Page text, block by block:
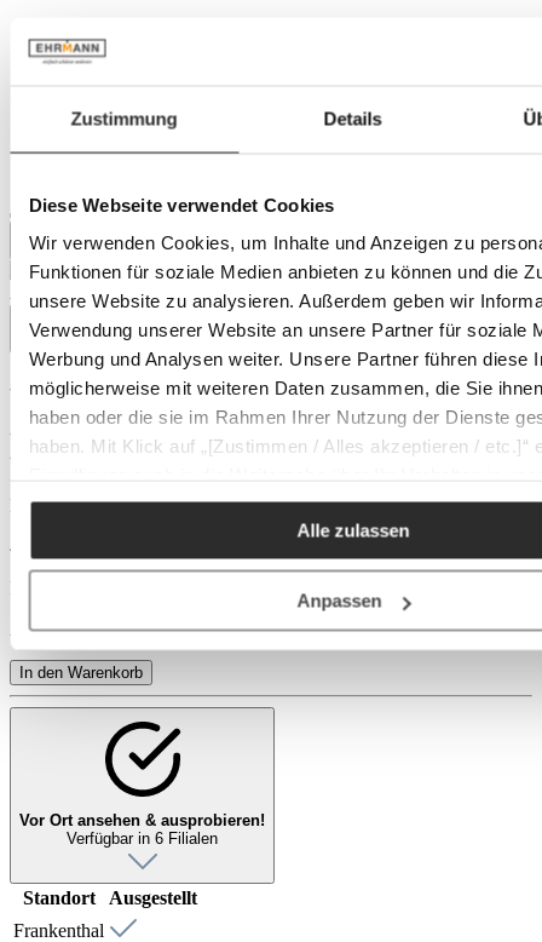
Zustimmung Details
Diese Webseite verwendet Cookies
Wir verwenden Cookies, um Inhalte und Anzeigen zu
Funktionen für soziale Medien anbieten zu können und die
unsere Website zu analysieren. Außerdem geben wir
Verwendung unserer Website an unsere Partner für soziale
Werbung und Analysen weiter. Unsere Partner führen diese
möglicherweise mit weiteren Daten zusammen, die Sie
haben oder die sie im Rahmen Ihrer Nutzung der Dienste
haben. Mit Klick auf „[Zustimmen / Alles akzeptieren / etc.]“
unseren Partner, die shopware AG (Ebbinghoff 10, 48624
Deutschland), die diese Daten Ihnen nicht persönlich
aber zu eigenen Zwecken (z.B. Produktverbesserungen,
Marktverhaltensanalysen) verarbeiten darf.
Alle zulassen
Anpassen
WMF Fleischmesser CLASSIC
LINE
Regulärer Preis:
41,99 €
Inkl. MwSt. zzgl.
Auf Lager - in 3-5 Werktagen bei Ihnen
In den Warenkorb
Vor Ort ansehen & ausprobieren!
Verfügbar in 6 Filialen
Standort
Ausgestellt
Frankenthal